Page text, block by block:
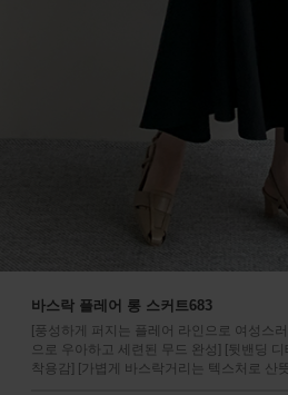
바스락 플레어 롱 스커트683
[풍성하게 퍼지는 플레어 라인으로 여성스
으로 우아하고 세련된 무드 완성] [뒷밴딩 디
착용감] [가볍게 바스락거리는 텍스처로 산